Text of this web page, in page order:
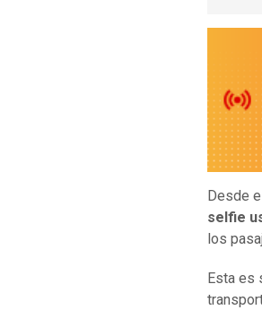
Desde
selfie
los
Esta es